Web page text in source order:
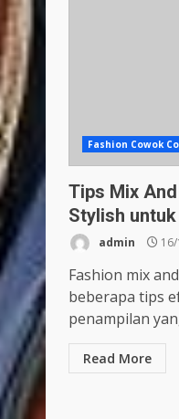
Fashion Cowok
Tips Mix
Stylish
admin
Fashion mix
beberapa tips
penampilan
Read More